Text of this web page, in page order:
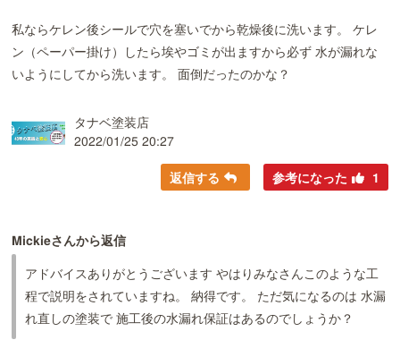
私ならケレン後シールで穴を塞いでから乾燥後に洗います。 ケレ
ン（ペーパー掛け）したら埃やゴミが出ますから必ず 水が漏れな
いようにしてから洗います。 面倒だったのかな？
タナベ塗装店
2022/01/25 20:27
返信する 参考になった 1
Mickieさんから返信
アドバイスありがとうございます やはりみなさんこのような工
程で説明をされていますね。 納得です。 ただ気になるのは 水漏
れ直しの塗装で 施工後の水漏れ保証はあるのでしょうか？